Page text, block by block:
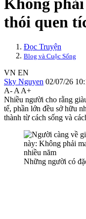
Không
thói quen
Đọc Truyện
Blog và Cuộc Sống
VN EN
Sky Nguyen 02/07/26
A- A A+
Nhiều người cho rằng
tế, phần lớn đều sở hữu
thành từ cách sống và
Những người có